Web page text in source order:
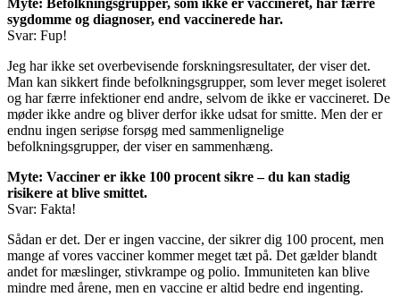
Myte: Befolkningsgrupper, som ikke er vaccineret, har færre
sygdomme og diagnoser, end vaccinerede har.
Svar: Fup!
Jeg har ikke set overbevisende forskningsresultater, der viser det.
Man kan sikkert finde befolkningsgrupper, som lever meget isoleret
og har færre infektioner end andre, selvom de ikke er vaccineret. De
møder ikke andre og bliver derfor ikke udsat for smitte. Men der er
endnu ingen seriøse forsøg med sammenlignelige
befolkningsgrupper, der viser en sammenhæng.
Myte: Vacciner er ikke 100 procent sikre – du kan stadig
risikere at blive smittet.
Svar: Fakta!
Sådan er det. Der er ingen vaccine, der sikrer dig 100 procent, men
mange af vores vacciner kommer meget tæt på. Det gælder blandt
andet for mæslinger, stivkrampe og polio. Immuniteten kan blive
mindre med årene, men en vaccine er altid bedre end ingenting.